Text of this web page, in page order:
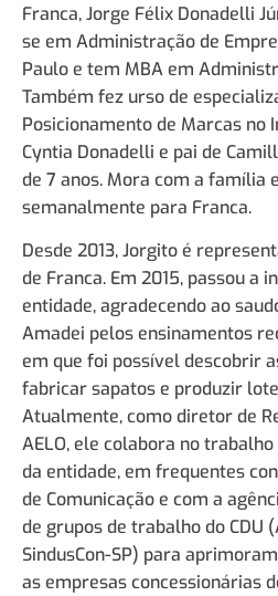
Franca, Jorge Félix Donadelli
se em Administração de
Paulo e tem MBA em
Também fez urso de
Posicionamento de Marcas no
Cyntia Donadelli e pai de
de 7 anos. Mora com a família
semanalmente para Franca.
Desde 2013, Jorgito é
de Franca. Em 2015, passou a
entidade, agradecendo ao
Amadei pelos ensinamentos
em que foi possível descobrir
fabricar sapatos e produzir
Atualmente, como diretor de
AELO, ele colabora no
da entidade, em frequentes
de Comunicação e com a
de grupos de trabalho do CDU
SindusCon-SP) para
as empresas concessionárias